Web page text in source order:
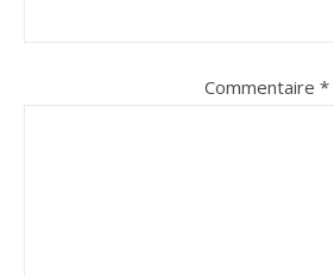
Commentaire *